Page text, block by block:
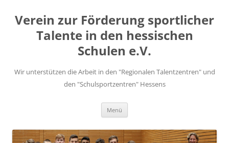
springen
Verein zur Förderung sportlicher
Talente in den hessischen
Schulen e.V.
Wir unterstützen die Arbeit in den "Regionalen Talentzentren" und
den "Schulsportzentren" Hessens
Menü